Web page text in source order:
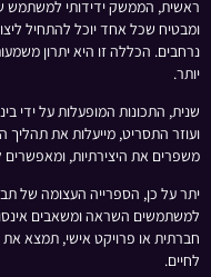
ראשית, הממשק ידידותי למשתמש
ומבטיח שכל אחד יוכל להתחיל
נרחבים. הכללה זו היא יתרון
יותר.
ועוזר התסריט, מייעלות את
משפרים את היצירתיות,
למשתמשים השראה ומשאבים
חברתית או פרויקט אישי, תמצא
לחיים.